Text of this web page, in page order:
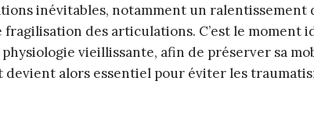
inévitables, notamment un ralentissement
des articulations. C’est le moment
vieillissante, afin de préserver sa
alors essentiel pour éviter les